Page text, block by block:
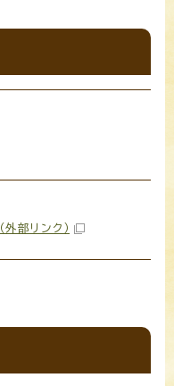
（外部リンク）